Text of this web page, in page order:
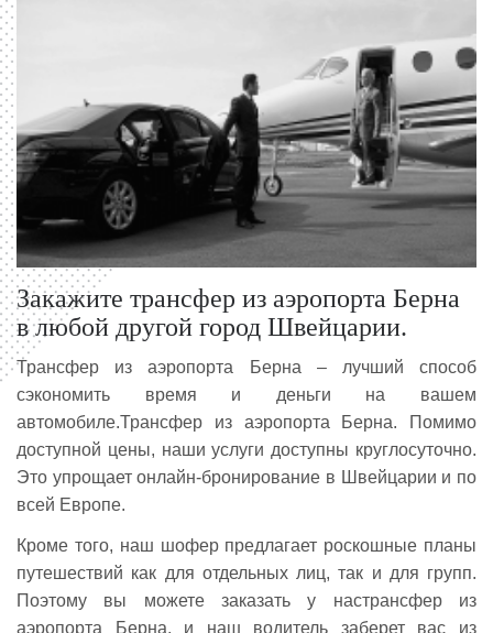
Закажите трансфер из аэропорта Берна
в любой другой город Швейцарии.
Трансфер из аэропорта Берна – лучший способ
сэкономить время и деньги на вашем
автомобиле.Трансфер из аэропорта Берна. Помимо
доступной цены, наши услуги доступны круглосуточно.
Это упрощает онлайн-бронирование в Швейцарии и по
всей Европе.
Кроме того, наш шофер предлагает роскошные планы
путешествий как для отдельных лиц, так и для групп.
Поэтому вы можете заказать у настрансфер из
аэропорта Берна, и наш водитель заберет вас из